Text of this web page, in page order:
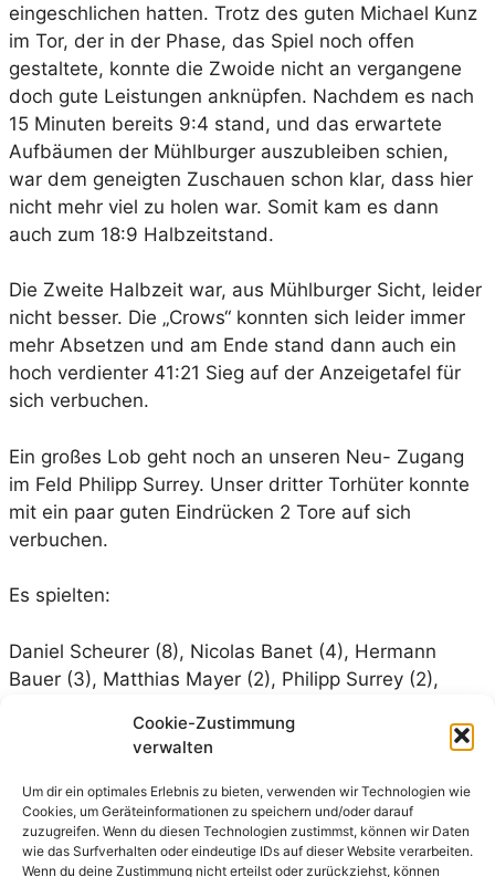
Cookie-Zustimmung
verwalten
Um dir ein optimales Erlebnis zu bieten, verwenden wir Technologien wie
Cookies, um Geräteinformationen zu speichern und/oder darauf
zuzugreifen. Wenn du diesen Technologien zustimmst, können wir Daten
wie das Surfverhalten oder eindeutige IDs auf dieser Website verarbeiten.
Wenn du deine Zustimmung nicht erteilst oder zurückziehst, können
eingeschlichen hatten. Trotz des guten Michael Kunz
im Tor, der in der Phase, das Spiel noch offen
gestaltete, konnte die Zwoide nicht an vergangene
doch gute Leistungen anknüpfen. Nachdem es nach
15 Minuten bereits 9:4 stand, und das erwartete
Aufbäumen der Mühlburger auszubleiben schien,
war dem geneigten Zuschauen schon klar, dass hier
nicht mehr viel zu holen war. Somit kam es dann
auch zum 18:9 Halbzeitstand.
Die Zweite Halbzeit war, aus Mühlburger Sicht, leider
nicht besser. Die „Crows“ konnten sich leider immer
mehr Absetzen und am Ende stand dann auch ein
hoch verdienter 41:21 Sieg auf der Anzeigetafel für
sich verbuchen.
Ein großes Lob geht noch an unseren Neu- Zugang
im Feld Philipp Surrey. Unser dritter Torhüter konnte
mit ein paar guten Eindrücken 2 Tore auf sich
verbuchen.
Es spielten:
Daniel Scheurer (8), Nicolas Banet (4), Hermann
Bauer (3), Matthias Mayer (2), Philipp Surrey (2),
Kunz, Stephan Schmalz, Jihao Schöttle, Lukas